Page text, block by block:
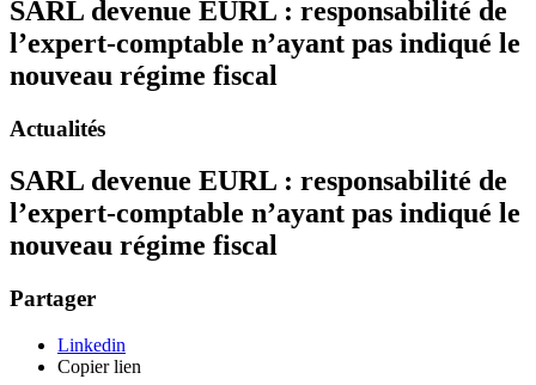
SARL devenue EURL : responsabilité de
l’expert-comptable n’ayant pas indiqué le
nouveau régime fiscal
Actualités
SARL devenue EURL : responsabilité de
l’expert-comptable n’ayant pas indiqué le
nouveau régime fiscal
Partager
Linkedin
Copier lien